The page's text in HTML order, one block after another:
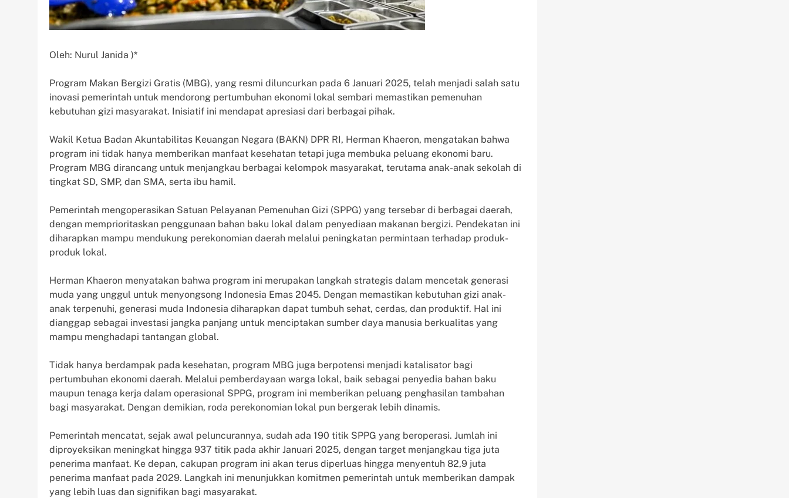
Oleh: Nurul Janida )*
Program Makan Bergizi Gratis (MBG), yang resmi diluncurkan pada 6 Januari 2025, telah menjadi salah satu
inovasi pemerintah untuk mendorong pertumbuhan ekonomi lokal sembari memastikan pemenuhan
kebutuhan gizi masyarakat. Inisiatif ini mendapat apresiasi dari berbagai pihak.
Wakil Ketua Badan Akuntabilitas Keuangan Negara (BAKN) DPR RI, Herman Khaeron, mengatakan bahwa
program ini tidak hanya memberikan manfaat kesehatan tetapi juga membuka peluang ekonomi baru.
Program MBG dirancang untuk menjangkau berbagai kelompok masyarakat, terutama anak-anak sekolah di
tingkat SD, SMP, dan SMA, serta ibu hamil.
Pemerintah mengoperasikan Satuan Pelayanan Pemenuhan Gizi (SPPG) yang tersebar di berbagai daerah,
dengan memprioritaskan penggunaan bahan baku lokal dalam penyediaan makanan bergizi. Pendekatan ini
diharapkan mampu mendukung perekonomian daerah melalui peningkatan permintaan terhadap produk-
produk lokal.
Herman Khaeron menyatakan bahwa program ini merupakan langkah strategis dalam mencetak generasi
muda yang unggul untuk menyongsong Indonesia Emas 2045. Dengan memastikan kebutuhan gizi anak-
anak terpenuhi, generasi muda Indonesia diharapkan dapat tumbuh sehat, cerdas, dan produktif. Hal ini
dianggap sebagai investasi jangka panjang untuk menciptakan sumber daya manusia berkualitas yang
mampu menghadapi tantangan global.
Tidak hanya berdampak pada kesehatan, program MBG juga berpotensi menjadi katalisator bagi
pertumbuhan ekonomi daerah. Melalui pemberdayaan warga lokal, baik sebagai penyedia bahan baku
maupun tenaga kerja dalam operasional SPPG, program ini memberikan peluang penghasilan tambahan
bagi masyarakat. Dengan demikian, roda perekonomian lokal pun bergerak lebih dinamis.
Pemerintah mencatat, sejak awal peluncurannya, sudah ada 190 titik SPPG yang beroperasi. Jumlah ini
diproyeksikan meningkat hingga 937 titik pada akhir Januari 2025, dengan target menjangkau tiga juta
penerima manfaat. Ke depan, cakupan program ini akan terus diperluas hingga menyentuh 82,9 juta
penerima manfaat pada 2029. Langkah ini menunjukkan komitmen pemerintah untuk memberikan dampak
yang lebih luas dan signifikan bagi masyarakat.